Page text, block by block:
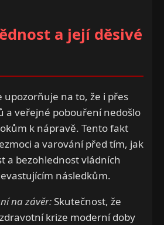
a její děsivé
upozorňuje na to, že i přes
a veřejné pobouření nedošlo
k nápravě. Tento fakt
a varování před tím, jak
a bezohlednost vládních
následkům.
na závěr: Skutečnost, že
krize moderní doby